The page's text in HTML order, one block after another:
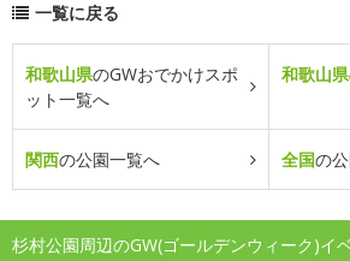
一覧に戻る
和歌山県のGWおでかけスポ
ット一覧へ
和歌山県
関西の公園一覧へ 全国の
杉村公園周辺のGW(ゴールデンウィーク)イ